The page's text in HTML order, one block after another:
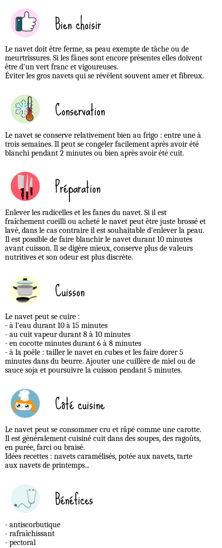
Bien choisir
Le navet doit être ferme, sa peau exempte de tâche ou de
meurtrissures. Si les fânes sont encore présentes elles doivent
être d'un vert franc et vigoureuses.
Éviter les gros navets qui se révèlent souvent amer et fibreux.
Conservation
Le navet se conserve relativement bien au frigo : entre une à
trois semaines. Il peut se congeler facilement après avoir été
blanchi pendant 2 minutes ou bien après avoir été cuit.
Préparation
Enlever les radicelles et les fanes du navet. Si il est
fraîchement cueilli ou acheté le navet peut être juste brossé et
lavé, dans le cas contraire il est souhaitable d'enlever la peau.
Il est possible de faire blanchir le navet durant 10 minutes
avant cuisson. Il se digère mieux, conserve plus de valeurs
nutritives et son odeur est plus discrète.
Cuisson
Le navet peut se cuire :
- à l'eau durant 10 à 15 minutes
- au cuit vapeur durant 8 à 10 minutes
- en cocotte minutes durant 6 à 8 minutes
- à la poêle : tailler le navet en cubes et les faire dorer 5
minutes dans du beurre. Ajouter une cuillère de miel ou de
sauce soja et poursuivre la cuisson pendant 5 minutes.
Côté cuisine
Le navet peut se consommer cru et râpé comme une carotte.
Il est généralement cuisiné cuit dans des soupes, des ragoûts,
en purée, farci ou braisé.
Idées recettes : navets caramélisés, potée aux navets, tarte
aux navets de printemps...
Bénéfices
- antiscorbutique
- rafraîchissant
- pectoral